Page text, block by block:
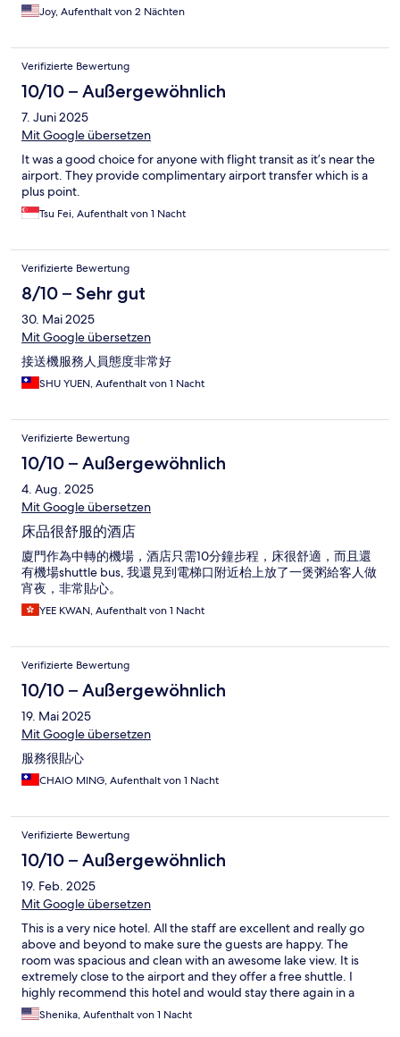
Joy, Aufenthalt von 2 Nächten
Verifizierte Bewertung
10/10 – Außergewöhnlich
7. Juni 2025
Mit Google übersetzen
It was a good choice for anyone with flight transit as it’s near the
airport. They provide complimentary airport transfer which is a
plus point.
Tsu Fei, Aufenthalt von 1 Nacht
Verifizierte Bewertung
8/10 – Sehr gut
30. Mai 2025
Mit Google übersetzen
接送機服務人員態度非常好
SHU YUEN, Aufenthalt von 1 Nacht
Verifizierte Bewertung
10/10 – Außergewöhnlich
4. Aug. 2025
Mit Google übersetzen
床品很舒服的酒店
廈門作為中轉的機場，酒店只需10分鐘步程，床很舒適，而且還
有機場shuttle bus, 我還見到電梯口附近枱上放了一煲粥給客人做
宵夜，非常貼心。
YEE KWAN, Aufenthalt von 1 Nacht
Verifizierte Bewertung
10/10 – Außergewöhnlich
19. Mai 2025
Mit Google übersetzen
服務很貼心
CHAIO MING, Aufenthalt von 1 Nacht
Verifizierte Bewertung
10/10 – Außergewöhnlich
19. Feb. 2025
Mit Google übersetzen
This is a very nice hotel. All the staff are excellent and really go
above and beyond to make sure the guests are happy. The
room was spacious and clean with an awesome lake view. It is
extremely close to the airport and they offer a free shuttle. I
highly recommend this hotel and would stay there again in a
heartbeat.
Shenika, Aufenthalt von 1 Nacht